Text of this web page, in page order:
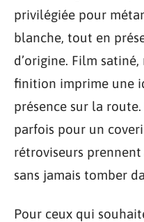
privilégiée pour
blanche, tout en
d’origine. Film
finition imprime une
présence sur la
parfois pour un
rétroviseurs
sans jamais tomber
Pour ceux qui